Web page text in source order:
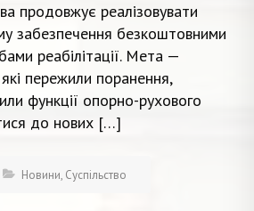
продовжує реалізовувати
забезпечення безкоштовними
реабілітації. Мета —
пережили поранення,
функції опорно-рухового
до нових […]
Новини, Суспільство